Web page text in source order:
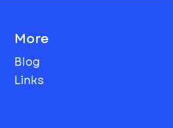
More
Blog
Links